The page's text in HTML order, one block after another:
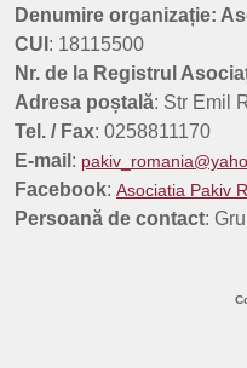
Rezultate finale concurs
Data: 18.09.2025 În urma
Denumire organizație:
CUI : 18115500
Nr. de la Registrul
Adresa poștală: Str Emil
Tel. / Fax: 0258811170
E-mail :
Facebook: Asociatia Pakiv
Persoană de contact: